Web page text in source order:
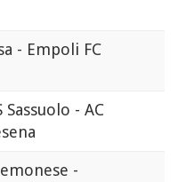
- Empoli FC
Sassuolo - AC
-